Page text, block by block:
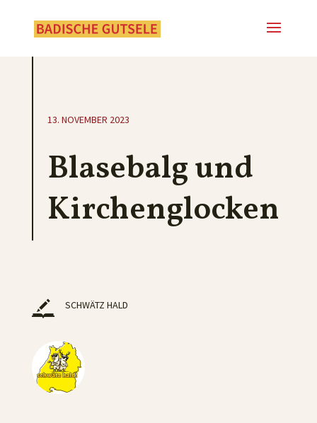
13. NOVEMBER 2023
Blasebalg und
Kirchenglocken
SCHWÄTZ HALD